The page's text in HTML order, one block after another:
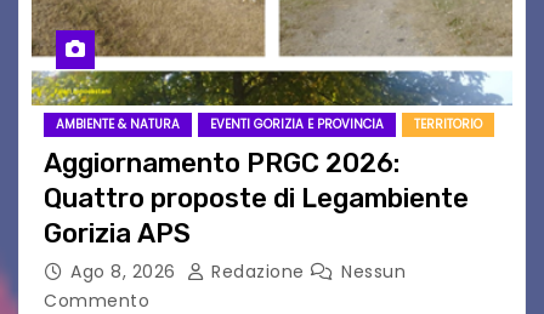
AMBIENTE & NATURA EVENTI GORIZIA E PROVINCIA TERRITORIO
Aggiornamento PRGC 2026:
Quattro proposte di Legambiente
Gorizia APS
Ago 8, 2026 Redazione
Nessun
Commento